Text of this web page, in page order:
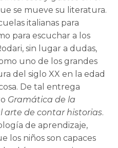
se mueve su literatura.
italianas para
para escuchar a los
sin lugar a dudas,
uno de los grandes
del siglo XX en la edad
De tal entrega
Gramática de la
arte de contar historias.
de aprendizaje,
los niños son capaces